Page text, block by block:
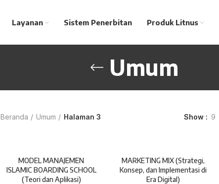
Layanan Sistem Penerbitan Produk Litnus
Umum
Beranda Umum Halaman 3 Show 9
MODEL MANAJEMEN
ISLAMIC BOARDING SCHOOL
(Teori dan Aplikasi)
MARKETING MIX (Strategi,
Konsep, dan Implementasi di
Era Digital)